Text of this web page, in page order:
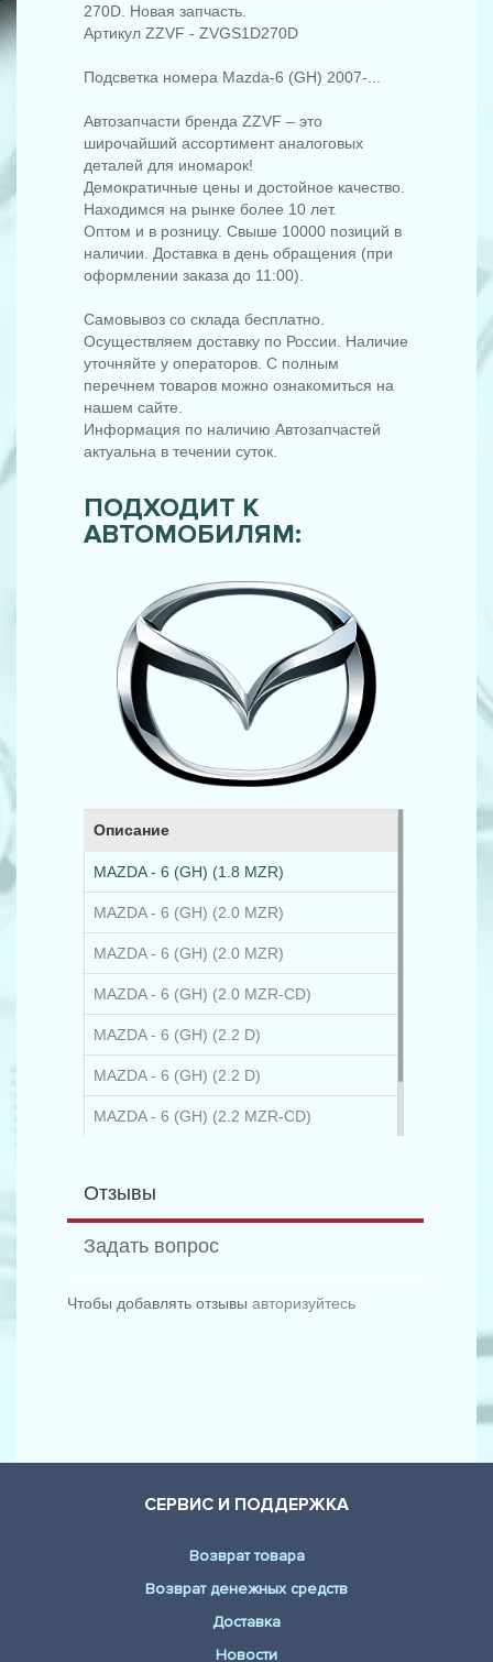
270D. Новая запчасть.
Артикул ZZVF - ZVGS1D270D
Подсветка номера Mazda-6 (GH) 2007-...
Автозапчасти бренда ZZVF – это
широчайший ассортимент аналоговых
деталей для иномарок!
Демократичные цены и достойное качество.
Находимся на рынке более 10 лет.
Оптом и в розницу. Свыше 10000 позиций в
наличии. Доставка в день обращения (при
оформлении заказа до 11:00).
Самовывоз со склада бесплатно.
Осуществляем доставку по России. Наличие
уточняйте у операторов. С полным
перечнем товаров можно ознакомиться на
нашем сайте.
Информация по наличию Автозапчастей
актуальна в течении суток.
ПОДХОДИТ К
АВТОМОБИЛЯМ:
Описание
MAZDA - 6 (GH) (1.8 MZR)
MAZDA - 6 (GH) (2.0 MZR)
MAZDA - 6 (GH) (2.0 MZR)
MAZDA - 6 (GH) (2.0 MZR-CD)
MAZDA - 6 (GH) (2.2 D)
MAZDA - 6 (GH) (2.2 D)
MAZDA - 6 (GH) (2.2 MZR-CD)
Отзывы
Задать вопрос
Чтобы добавлять отзывы авторизуйтесь
СЕРВИС И ПОДДЕРЖКА
Возврат товара
Возврат денежных средств
Доставка
Новости